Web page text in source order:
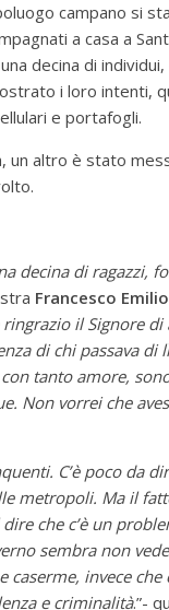
campano si
a casa a
decina di
i loro intenti,
e portafogli.
altro è stato
decina di ragazzi,
Francesco
il Signore di
di chi passava di
tanto amore,
Non vorrei che
C’è poco da
metropoli. Ma il
che c’è un
sembra non
invece
e criminalità.”-